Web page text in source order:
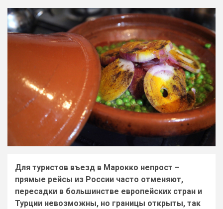
Для туристов въезд в Марокко непрост –
прямые рейсы из России часто отменяют,
пересадки в большинстве европейских стран и
Турции невозможны, но границы открыты, так